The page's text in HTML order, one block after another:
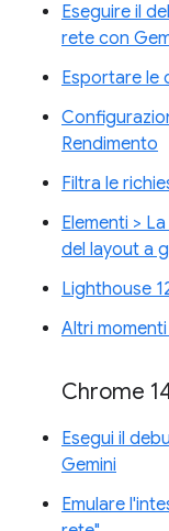
Eseguire il
rete con
Esportare le
Rendimento
Filtra le
Elementi >
del layout a
Lighthouse
Altri
Chrome
Esegui il
Gemini
Emulare